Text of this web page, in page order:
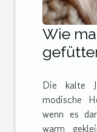
Wie
Die kalte
modische
wenn es
warm